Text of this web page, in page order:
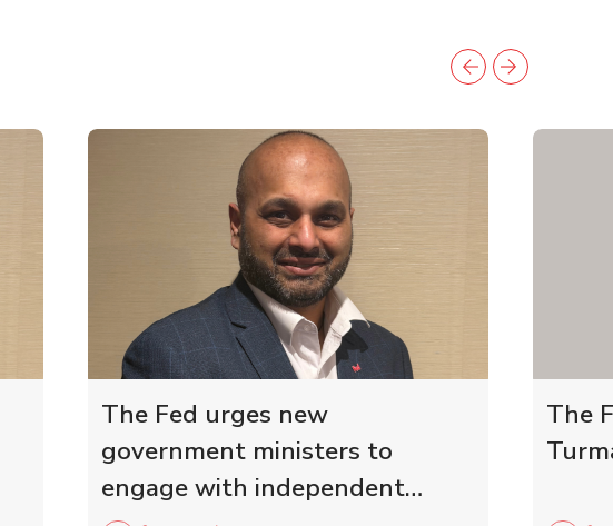
The Fed urges new
government ministers to
engage with independent
The